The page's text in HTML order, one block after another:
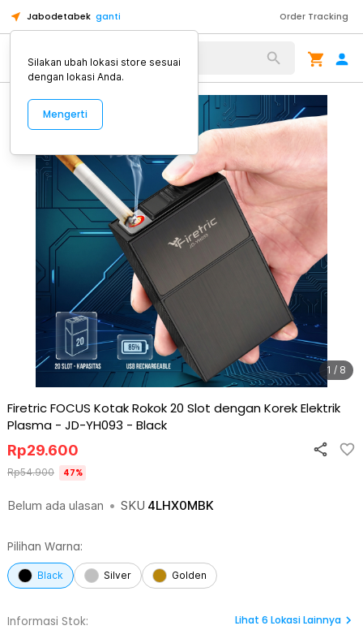
Jabodetabek ganti Order Tracking
Alat Kopi
1 / 8
Firetric FOCUS Kotak Rokok 20 Slot dengan Korek Elektrik
Plasma - JD-YH093 - Black
Belum ada ulasan • SKU 4LHX0MBK
Rp29.600
Rp54.900 47%
Pilihan Warna:
Black Silver Golden
Informasi Stok:
Lihat 6 Lokasi Lainnya
Silakan ubah lokasi store sesuai
dengan lokasi Anda.
Mengerti